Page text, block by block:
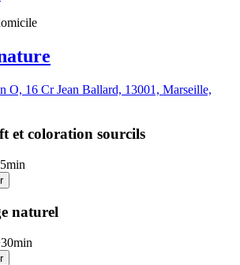
O, 16 Cr Jean Ballard, 13001, Marseille,
et coloration sourcils
naturel
30min